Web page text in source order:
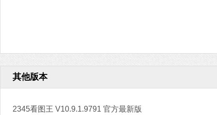
其他版本
2345看图王 V10.9.1.9791 官方最新版